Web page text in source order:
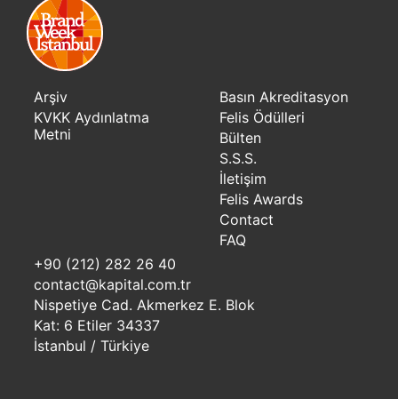
Arşiv
KVKK Aydınlatma
Metni
Basın Akreditasyon
Felis Ödülleri
Bülten
S.S.S.
İletişim
Felis Awards
Contact
FAQ
+90 (212) 282 26 40
contact@kapital.com.tr
Nispetiye Cad. Akmerkez E. Blok
Kat: 6 Etiler 34337
İstanbul / Türkiye